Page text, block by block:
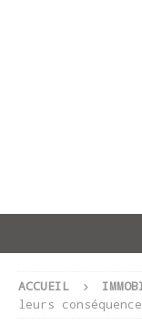
ACCUEIL
leurs